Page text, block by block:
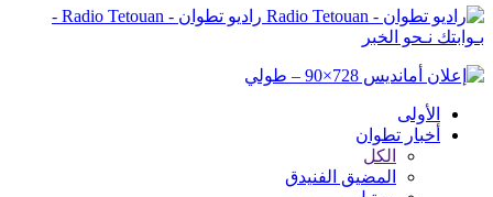
راديو تطوان - Radio Tetouan -
بـوابتك نـحو الخبر
الأولى
أخبار تطوان
الكل
المضيق الفنيدق